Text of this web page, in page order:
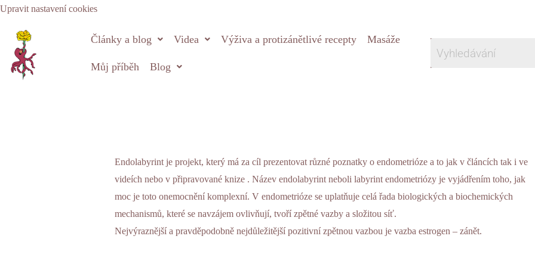
Upravit nastavení cookiesPřeskočit
obsah
Články a blog Videa Výživa a protizánětlivé recepty Masáže
Můj příběh Blog
Endolabyrint je projekt, který má za cíl prezentovat různé poznatky o endometrióze a to jak v článcích tak i ve
videích nebo v připravované knize . Název endolabyrint neboli labyrint endometriózy je vyjádřením toho, jak
moc je toto onemocnění komplexní. V endometrióze se uplatňuje celá řada biologických a biochemických
mechanismů, které se navzájem ovlivňují, tvoří zpětné vazby a složitou síť.
Nejvýraznější a pravděpodobně nejdůležitější pozitivní zpětnou vazbou je vazba estrogen – zánět.